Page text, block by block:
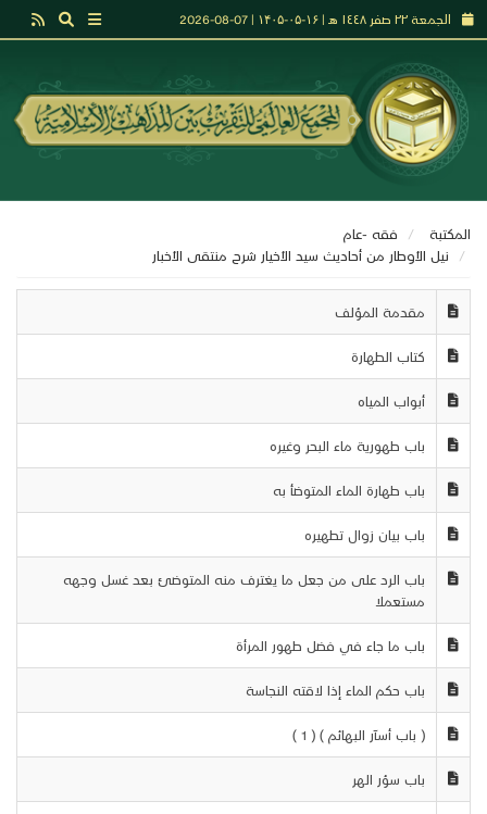
الجمعة ٢٢ صفر ١٤٤٨ هـ | ۱۶-۰۵-۱۴۰۵ | 07-08-2026
المكتبة
فقه -عام
نيل الأوطار من أحاديث سيد الأخيار شرح منتقى الأخبار
مقدمة المؤلف
كتاب الطهارة
أبواب المياه
باب طهورية ماء البحر وغيره
باب طهارة الماء المتوضأ به
باب بيان زوال تطهيره
باب الرد على من جعل ما يغترف منه المتوضئ بعد غسل وجهه
مستعملا
باب ما جاء في فضل طهور المرأة
باب حكم الماء إذا لاقته النجاسة
( باب أسآر البهائم ) ( 1 )
باب سؤر الهر